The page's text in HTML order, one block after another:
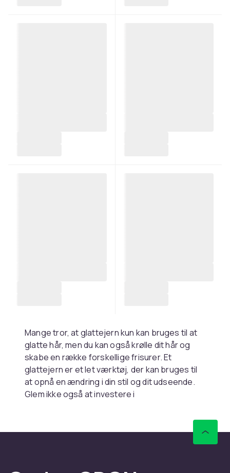
Mange tror, ​​at glattejern kun kan bruges til at
glatte hår, men du kan også krølle dit hår og
skabe en række forskellige frisurer. Et
glattejern er et let værktøj, der kan bruges til
at opnå en ændring i din stil og dit udseende.
Glem ikke også at investere i